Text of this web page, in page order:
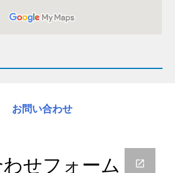
お問い合わせ